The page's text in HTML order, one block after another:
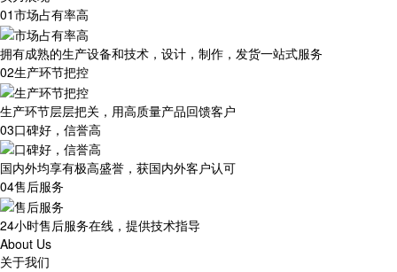
01市场占有率高
拥有成熟的生产设备和技术，设计，制作，发货一站式服务
02生产环节把控
生产环节层层把关，用高质量产品回馈客户
03口碑好，信誉高
国内外均享有极高盛誉，获国内外客户认可
04售后服务
24小时售后服务在线，提供技术指导
About Us
关于我们